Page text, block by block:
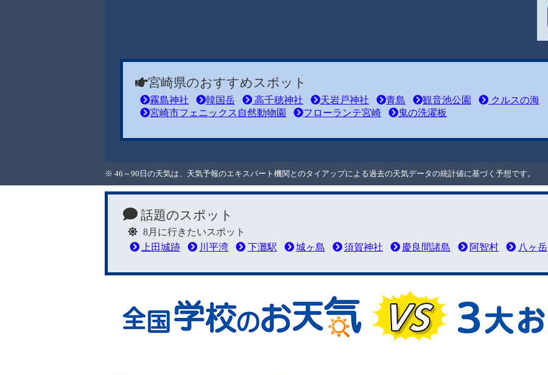
宮崎県のおすすめスポット
霧島神社 韓国岳 高千穂神社 天岩戸神社 青島 観音池公園
クルスの海
宮崎市フェニックス自然動物園
フローランテ宮崎 鬼の洗濯板
※ 46～90日の天気は、天気予報のエキスパート機関とのタイアップによる過去の天気データの統計値に基づく予想です。
話題のスポット
8月に行きたいスポット
上田城跡
川平湾 下灘駅 城ヶ島 須賀神社 慶良間諸島 阿智村 八ヶ岳